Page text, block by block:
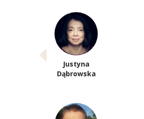
Justyna
Dąbrowska